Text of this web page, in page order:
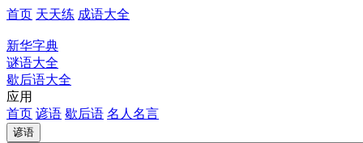
首页 天天练 成语大全
新华字典
谜语大全
歇后语大全
应用
首页 谚语 歇后语 名人名言